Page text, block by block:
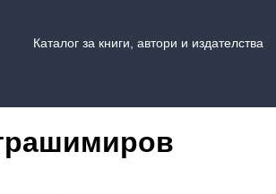
Каталог за книги, автори и издателства